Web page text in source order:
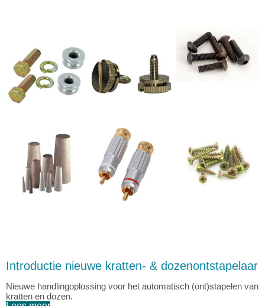
Introductie nieuwe kratten- & dozenontstapelaar
Nieuwe handlingoplossing voor het automatisch (ont)stapelen van
kratten en dozen.